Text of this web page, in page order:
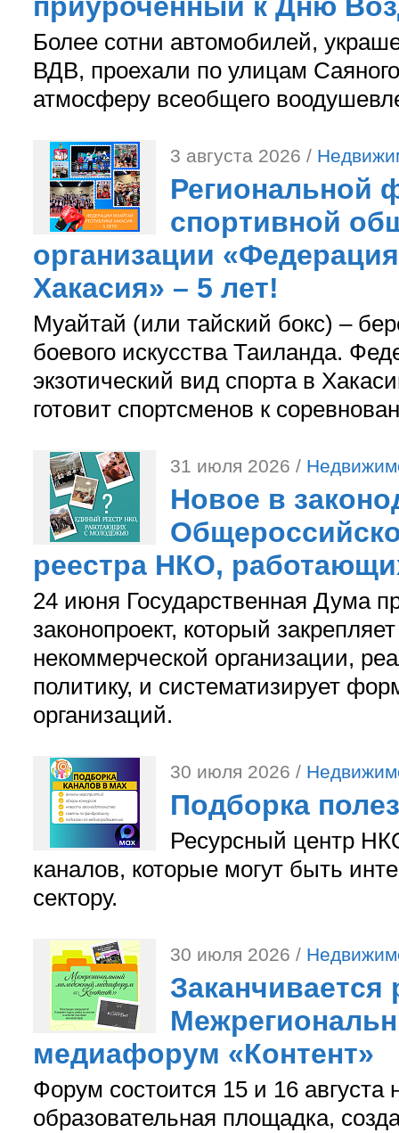
Более сотни автомобилей,
ВДВ, проехали по улицам
атмосферу всеобщего
3 августа 2026 /
Региональной
спортивной
организации
Хакасия» – 5 лет!
Муайтай (или тайский бокс) –
боевого искусства Таиланда.
экзотический вид спорта в
готовит спортсменов к
31 июля 2026 /
Новое в
реестра НКО,
24 июня Государственная Дума
законопроект, который
некоммерческой организации,
политику, и систематизирует
организаций.
30 июля 2026 /
Подборка
Ресурсный центр
каналов, которые могут быть
сектору.
30 июля 2026 /
Заканчивается
медиафорум «Контент»
Форум состоится 15 и 16
образовательная площадка,